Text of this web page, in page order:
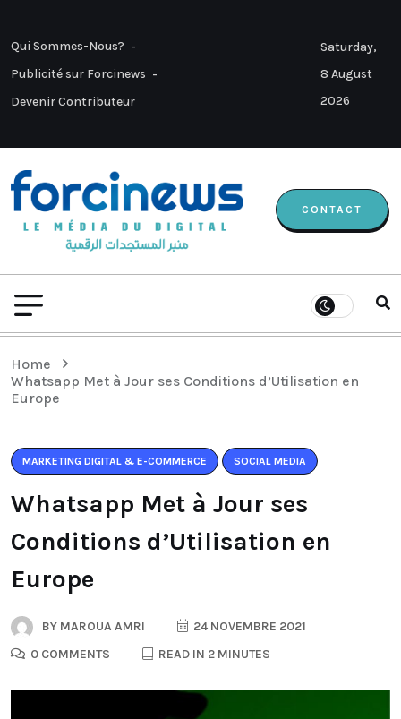
Qui Sommes-Nous?
Publicité sur Forcinews
Devenir Contributeur
Saturday,
8 August
2026
CONTACT
Home
Whatsapp Met à Jour ses Conditions d’Utilisation en
Europe
MARKETING DIGITAL & E-COMMERCE SOCIAL MEDIA
Whatsapp Met à Jour ses
Conditions d’Utilisation en
Europe
BY MAROUA AMRI
24 NOVEMBRE 2021
0 COMMENTS
READ IN 2 MINUTES